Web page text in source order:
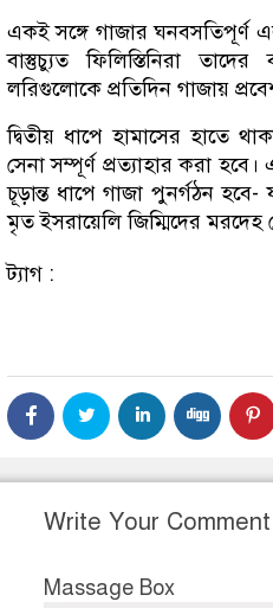
একই সঙ্গে গাজার ঘনবসতিপূর্ণ
বাস্তুচ্যুত ফিলিস্তিনিরা
লরিগুলোকে প্রতিদিন গাজায়
দ্বিতীয় ধাপে হামাসের হাতে
সেনা সম্পূর্ণ প্রত্যাহার করা
চূড়ান্ত ধাপে গাজা পুনর্গঠন
মৃত ইসরায়েলি জিম্মিদের মরদেহ
ট্যাগ :
Write Your Comment
Massage Box